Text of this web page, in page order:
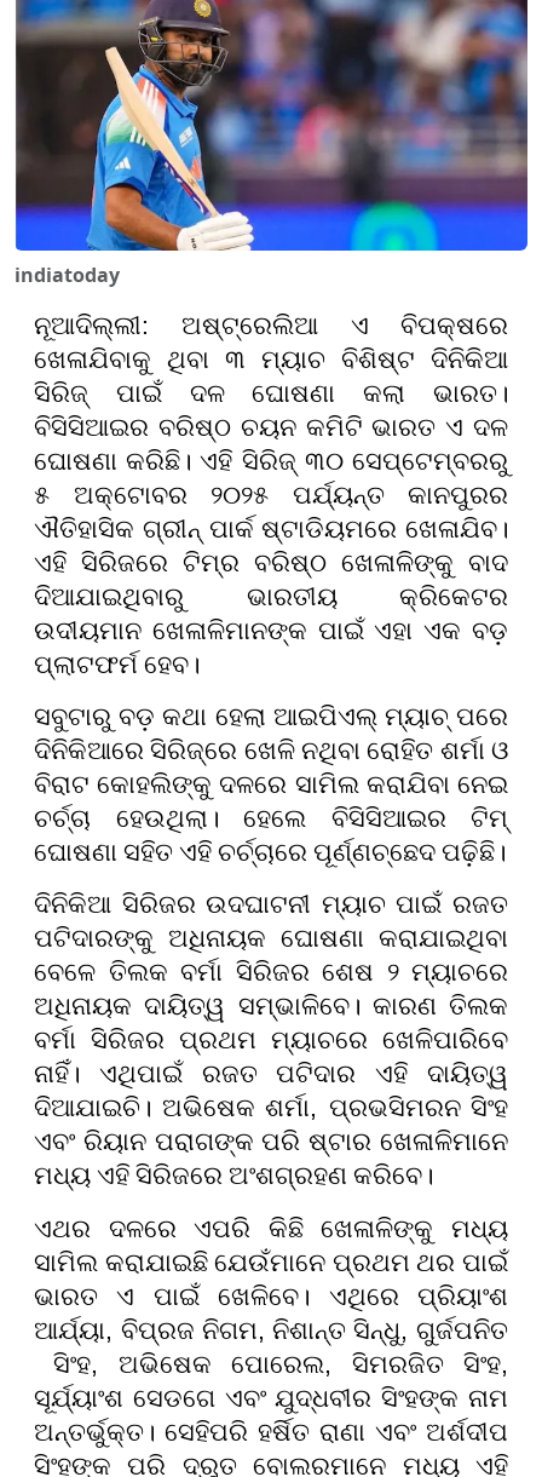
indiatoday
ନୂଆଦିଲ୍ଲୀ: ଅଷ୍ଟ୍ରେଲିଆ ଏ ବିପକ୍ଷରେ
ଖେଳାଯିବାକୁ ଥିବା ୩ ମ୍ୟାଚ ବିଶିଷ୍ଟ ଦିନିକିଆ
ସିରିଜ୍ ପାଇଁ ଦଳ ଘୋଷଣା କଲା ଭାରତ।
ବିସିସିଆଇର ବରିଷ୍ଠ ଚୟନ କମିଟି ଭାରତ ଏ ଦଳ
ଘୋଷଣା କରିଛି। ଏହି ସିରିଜ୍ ୩୦ ସେପ୍ଟେମ୍ବରରୁ
୫ ଅକ୍ଟୋବର ୨୦୨୫ ପର୍ଯ୍ୟନ୍ତ କାନପୁରର
ଐତିହାସିକ ଗ୍ରୀନ୍ ପାର୍କ ଷ୍ଟାଡିୟମରେ ଖେଳାଯିବ।
ଏହି ସିରିଜରେ ଟିମ୍‌ର ବରିଷ୍ଠ ଖେଳାଳିଙ୍କୁ ବାଦ
ଦିଆଯାଇଥିବାରୁ ଭାରତୀୟ କ୍ରିକେଟର
ଉଦୀୟମାନ ଖେଳାଳିମାନଙ୍କ ପାଇଁ ଏହା ଏକ ବଡ଼
ପ୍ଲାଟଫର୍ମ ହେବ ।
ସବୁଟାରୁ ବଡ଼ କଥା ହେଲା ଆଇପିଏଲ୍ ମ୍ୟାଚ୍‌ ପରେ
ଦିନିକିଆରେ ସିରିଜ୍‌ରେ ଖେଳି ନଥିବା ରୋହିତ ଶର୍ମା ଓ
ବିରାଟ କୋହଲିଙ୍କୁ ଦଳରେ ସାମିଲ କରାଯିବା ନେଇ
ଚର୍ଚ୍ଚା ହେଉଥିଲା। ହେଲେ ବିସିସିଆଇର ଟିମ୍‌
ଘୋଷଣା ସହିତ ଏହି ଚର୍ଚ୍ଚାରେ ପୂର୍ଣ୍ଣଚ୍ଛେଦ ପଢ଼ିଛି।
ଦିନିକିଆ ସିରିଜର ଉଦଘାଟନୀ ମ୍ୟାଚ ପାଇଁ ରଜତ
ପଟିଦାରଙ୍କୁ ଅଧିନାୟକ ଘୋଷଣା କରାଯାଇଥିବା
ବେଳେ ତିଲକ ବର୍ମା ସିରିଜର ଶେଷ ୨ ମ୍ୟାଚରେ
ଅଧିନାୟକ ଦାୟିତ୍ୱ ସମ୍ଭାଳିବେ। କାରଣ ତିଲକ
ବର୍ମା ସିରିଜର ପ୍ରଥମ ମ୍ୟାଚରେ ଖେଳିପାରିବେ
ନାହିଁ। ଏଥିପାଇଁ ରଜତ ପଟିଦାର ଏହି ଦାୟିତ୍ୱ
ଦିଆଯାଇଚି। ଅଭିଷେକ ଶର୍ମା, ପ୍ରଭସିମରନ ସିଂହ
ଏବଂ ରିୟାନ ପରାଗଙ୍କ ପରି ଷ୍ଟାର ଖେଳାଳିମାନେ
ମଧ୍ୟ ଏହି ସିରିଜରେ ଅଂଶଗ୍ରହଣ କରିବେ।
ଏଥର ଦଳରେ ଏପରି କିଛି ଖେଳାଳିଙ୍କୁ ମଧ୍ୟ
ସାମିଲ କରାଯାଇଛି ଯେଉଁମାନେ ପ୍ରଥମ ଥର ପାଇଁ
ଭାରତ ଏ
ପାଇଁ ଖେଳିବେ। ଏଥିରେ ପ୍ରିୟାଂଶ
ଆର୍ଯ୍ୟା, ବିପ୍ରଜ ନିଗମ,ନିଶାନ୍ତ ସିନ୍ଧୁ,ଗୁର୍ଜପନିତ
ସିଂହ, ଅଭିଷେକ ପୋରେଲ, ସିମରଜିତ ସିଂହ,
ସୂର୍ଯ୍ୟାଂଶ ସେଡଗେ ଏବଂ ଯୁଦ୍ଧବୀର ସିଂହଙ୍କ ନାମ
ଅନ୍ତର୍ଭୁକ୍ତ। ସେହିପରି ହର୍ଷିତ ରାଣା ଏବଂ ଅର୍ଶଦୀପ
ସିଂହଙ୍କ ପରି ଦ୍ରୁତ ବୋଲରମାନେ ମଧ୍ୟ ଏହି